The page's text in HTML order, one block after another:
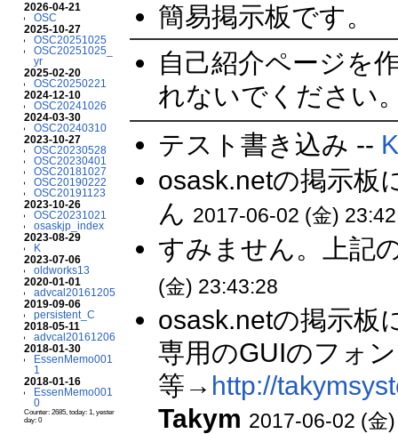
2026-04-21
OSC
2025-10-27
OSC20251025
OSC20251025_
yr
2025-02-20
OSC20250221
2024-12-10
OSC20241026
2024-03-30
OSC20240310
2023-10-27
OSC20230528
OSC20230401
OSC20181027
OSC20190222
OSC20191123
2023-10-26
OSC20231021
osaskjp_index
2023-08-29
K
2023-07-06
oldworks13
2020-01-01
advcal20161205
2019-09-06
persistent_C
2018-05-11
advcal20161206
2018-01-30
EssenMemo001
1
2018-01-16
EssenMemo001
0
Counter: 2685, today: 1, yester
day: 0
簡易掲示板です。
自己紹介ページを
れないでください
テスト書き込み --
osask.netの掲示板
ん 2017-06-02 (金)
すみません。上記
(金) 23:43:28
osask.netの掲示板
専用のGUIのフォ
等→ http://
Takym 2017-06-02 (金